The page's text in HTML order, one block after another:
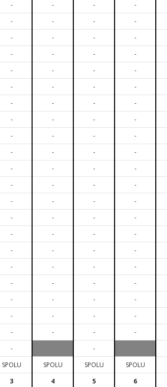
- - - -
- - - -
- - - -
- - - -
- - - -
- - - -
- - - -
- - - -
- - - -
- - - -
- - - -
- - - -
- - - -
- - - -
- - - -
- - - -
- - - -
- - - -
- - - -
- - - -
- - - -
- -
SPOLU SPOLU SPOLU SPOLU
3 4 5 6